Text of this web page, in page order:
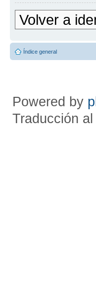
Volver a
Índice general
Powered by
Traducción